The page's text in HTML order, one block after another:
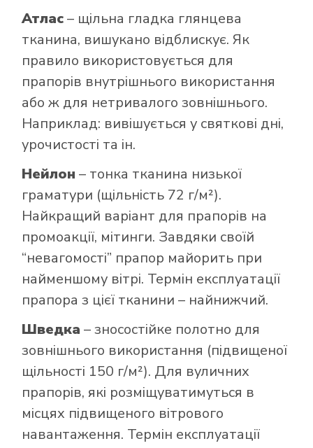
Атлас– щільна гладка глянцева
тканина, вишукано відблискує. Як
правило використовується для
прапорів внутрішнього використання
або ж для нетривалого зовнішнього.
Наприклад: вивішується у святкові дні,
урочистості та ін.
Нейлон – тонка тканина низької
граматури (щільність 72 г/м²).
Найкращий варіант для прапорів на
промоакції, мітинги. Завдяки своїй
“невагомості” прапор майорить при
найменшому вітрі. Термін експлуатації
прапора з цієї тканини – найнижчий.
Шведка – зносостійке полотно для
зовнішнього використання (підвищеної
щільності 150 г/м²). Для вуличних
прапорів, які розміщуватимуться в
місцях підвищеного вітрового
навантаження. Термін експлуатації